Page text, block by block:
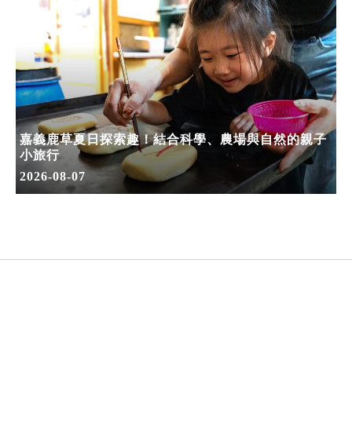
嘉義鹿草夏日探索趣！結合科學、農場與自然的親子
小旅行
2026-08-07